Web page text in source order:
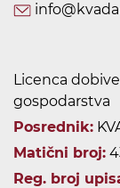
Licenca
gospodarstva
Posrednik:
Matični broj:
Reg. broj